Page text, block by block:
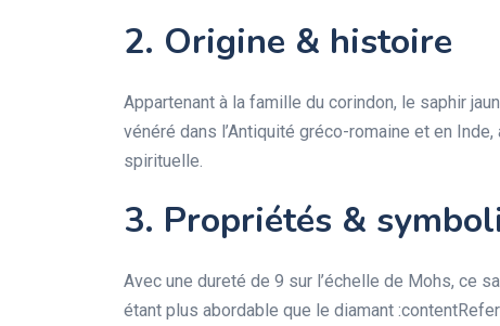
2. Origine & histoire
Appartenant à la famille du corindon, le saphir
vénéré dans l’Antiquité gréco-romaine et en
spirituelle.
3. Propriétés &
Avec une dureté de 9 sur l’échelle de Mohs, ce
étant plus abordable que le diamant